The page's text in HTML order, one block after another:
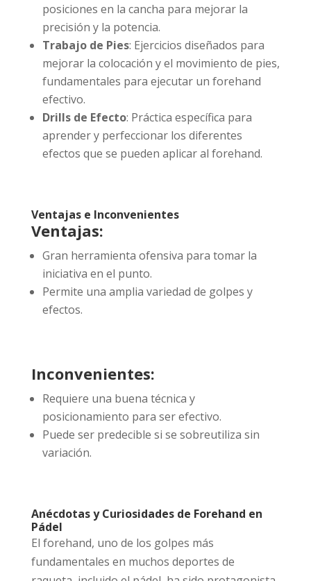
posiciones en la cancha para mejorar la
precisión y la potencia.
Trabajo de Pies: Ejercicios diseñados para
mejorar la colocación y el movimiento de pies,
fundamentales para ejecutar un forehand
efectivo.
Drills de Efecto: Práctica específica para
aprender y perfeccionar los diferentes
efectos que se pueden aplicar al forehand.
Ventajas e Inconvenientes
Ventajas:
Gran herramienta ofensiva para tomar la
iniciativa en el punto.
Permite una amplia variedad de golpes y
efectos.
Inconvenientes:
Requiere una buena técnica y
posicionamiento para ser efectivo.
Puede ser predecible si se sobreutiliza sin
variación.
Anécdotas y Curiosidades de Forehand en
Pádel
El forehand, uno de los golpes más
fundamentales en muchos deportes de